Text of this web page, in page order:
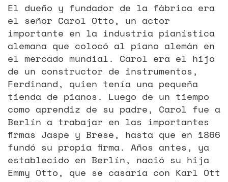
El dueño y fundador de la fábrica era
el señor Carol Otto, un actor
importante en la industria pianística
alemana que colocó al piano alemán en
el mercado mundial. Carol era el hijo
de un constructor de instrumentos,
Ferdinand, quien tenía una pequeña
tienda de pianos. Luego de un tiempo
como aprendiz de su padre, Carol fue a
Berlín a trabajar en las importantes
firmas Jaspe y Brese, hasta que en 1866
fundó su propia firma. Años antes, ya
establecido en Berlín, nació su hija
Emmy Otto, que se casaría con Karl Ott